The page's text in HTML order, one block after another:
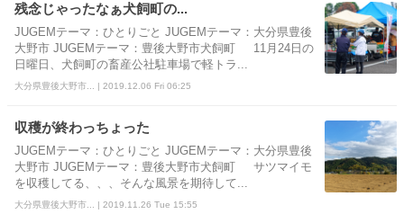
残念じゃったなぁ犬飼町の...
JUGEMテーマ：ひとりごと JUGEMテーマ：大分県豊後
大野市 JUGEMテーマ：豊後大野市犬飼町 11月24日の
日曜日、犬飼町の畜産公社駐車場で軽トラ...
大分県豊後大野市... | 2019.12.06 Fri 06:25
収穫が終わっちょった
JUGEMテーマ：ひとりごと JUGEMテーマ：大分県豊後
大野市 JUGEMテーマ：豊後大野市犬飼町 サツマイモ
を収穫してる、、、そんな風景を期待して...
大分県豊後大野市... | 2019.11.26 Tue 15:55